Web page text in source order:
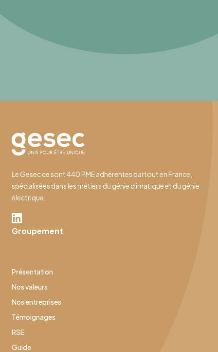
Le Gesec ce sont 440 PME adhérentes partout en France,
spécialisées dans les métiers du génie climatique et du génie
électrique.
Groupement
Présentation
Nos valeurs
Nos entreprises
Témoignages
RSE
Guide